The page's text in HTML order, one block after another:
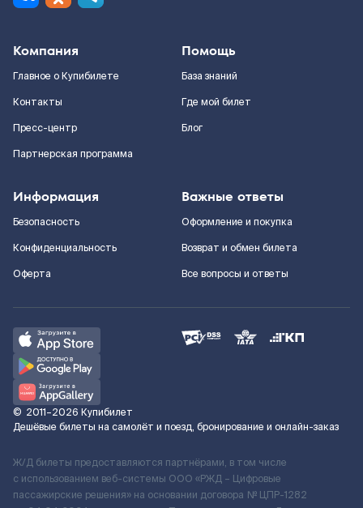
Компания
Главное о Купибилете
Контакты
Пресс-центр
Партнерская программа
Помощь
База знаний
Где мой билет
Блог
Информация
Безопасность
Конфиденциальность
Оферта
Важные ответы
Оформление и покупка
Возврат и обмен билета
Все вопросы и ответы
© 2011–2026 Купибилет
Дешёвые билеты на самолёт и поезд, бронирование и онлайн-заказ
Ж/Д билеты предоставляются партнёрами, в том числе
с использованием веб-системы ООО «РЖД – Цифровые
пассажирские решения» на основании договора № ЦПР-1282